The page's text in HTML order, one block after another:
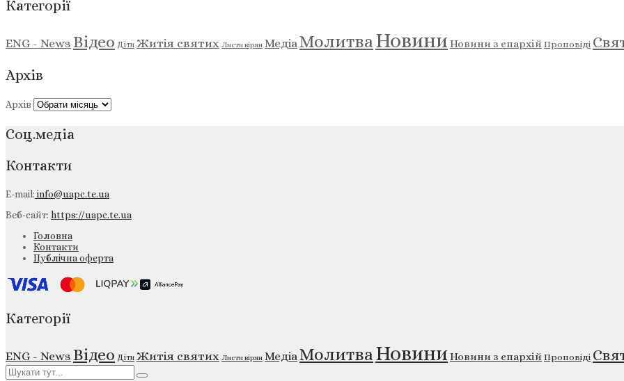
Категорії
ENG - News Відео Діти Житія святих Листи вірян МедіаМолитваНовини Новини з єпархій Проповіді
Архів
Архів
Соц.медіа
Контакти
E-mail:info@uapc.te.ua
Веб-сайт: https://uapc.te.ua
Головна
Контакти
Публічна оферта
Категорії
ENG - News Відео Діти Житія святих Листи вірян МедіаМолитваНовиниНовини з єпархій Проповіді